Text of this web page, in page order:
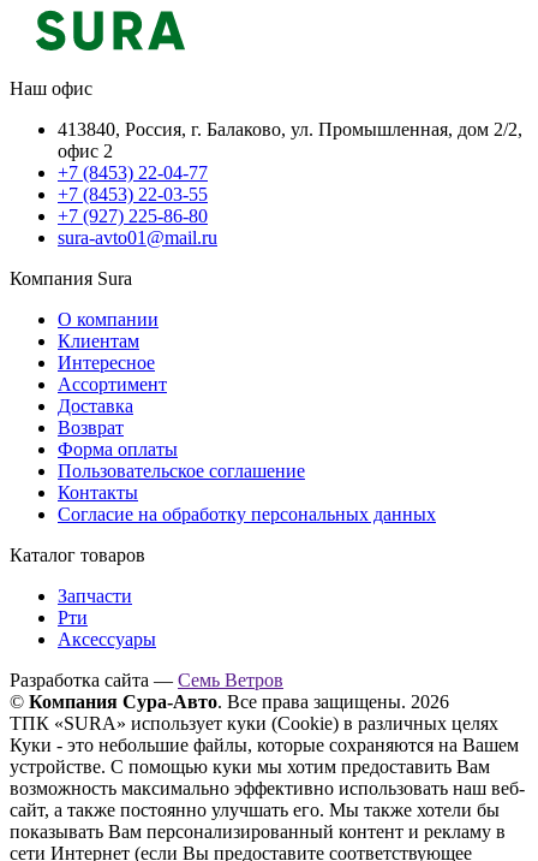
Наш офис
413840, Россия, г. Балаково, ул. Промышленная, дом 2/2,
офис 2
+7 (8453) 22-04-77
+7 (8453) 22-03-55
+7 (927) 225-86-80
sura-avto01@mail.ru
Компания Sura
О компании
Клиентам
Интересное
Ассортимент
Доставка
Возврат
Форма оплаты
Пользовательское соглашение
Контакты
Согласие на обработку персональных данных
Каталог товаров
Запчасти
Рти
Аксессуары
Разработка сайта — Семь Ветров
© Компания Сура-Авто. Все права защищены. 2026
ТПК «SURA» использует куки (Cookie) в различных целях
Куки - это небольшие файлы, которые сохраняются на Вашем
устройстве. С помощью куки мы хотим предоставить Вам
возможность максимально эффективно использовать наш веб-
сайт, а также постоянно улучшать его. Мы также хотели бы
показывать Вам персонализированный контент и рекламу в
сети Интернет (если Вы предоставите соответствующее